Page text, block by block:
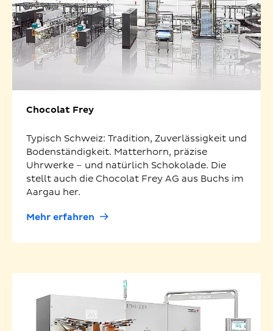
Chocolat Frey
Typisch Schweiz: Tradition, Zuverlässigkeit und
Bodenständigkeit. Matterhorn, präzise
Uhrwerke – und natürlich Schokolade. Die
stellt auch die Chocolat Frey AG aus Buchs im
Aargau her.
Mehr erfahren